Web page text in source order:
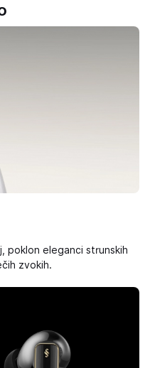
poklon eleganci strunskih
zvokih.